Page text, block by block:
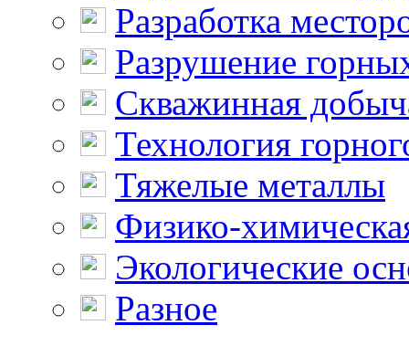
Разработка
Разрушение
Скважинная
Технология
Тяжелые металлы
Физико-
Экологические
Разное